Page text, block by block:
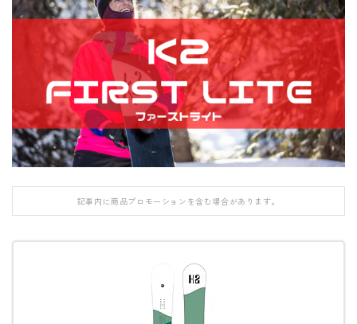
BATALEON
BC STREAM
BURTON
CAPiTA
DEATH LABEL
DRAKE
FANATIC
FIELD EARTH
FNTC
記事内に商品プロモーションを含む場合があります。